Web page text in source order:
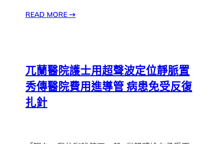
READ MORE→
兀蘭醫院護士用超聲波定位靜脈置
秀傳醫院費用進導管 病患免受反復
扎針